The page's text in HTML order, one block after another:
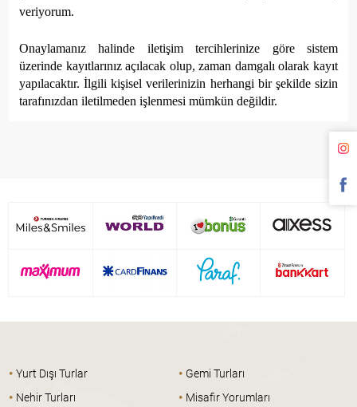
veriyorum.
Onaylamanız halinde iletişim tercihlerinize göre sistem
üzerinde kayıtlarınız açılacak olup, zaman damgalı olarak kayıt
yapılacaktır. İlgili kişisel verilerinizin herhangi bir şekilde sizin
tarafınızdan iletilmeden işlenmesi mümkün değildir.
•Yurt Dışı Turlar • Gemi Turları
• Nehir Turları • Misafir Yorumları